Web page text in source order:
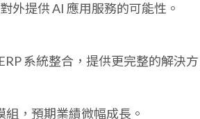
外提供 AI 應用服務的可能性。
系統整合，提供更完整的解決方
組，預期業績微幅成長。